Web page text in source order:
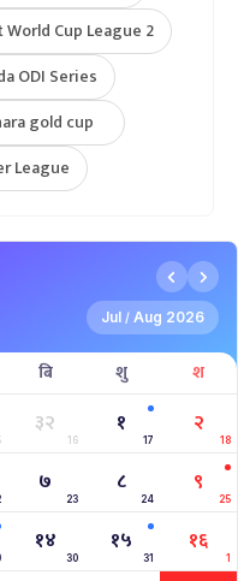
Cup League 2
ODI Series
gold cup
League
Jul / Aug 2026
बि शु श
३२
16
१
17
२
18
७
23
८
24
९
25
१४
30
१५
31
१६
1